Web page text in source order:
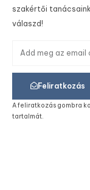
szakértői
válaszd!
Feliratkozás
A feliratkozás gombra
tartalmát.